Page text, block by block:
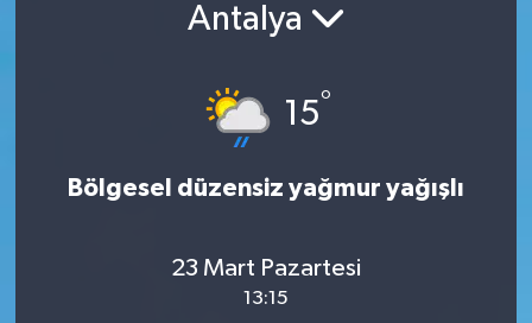
Antalya
15°
Bölgesel düzensiz yağmur yağışlı
23 Mart Pazartesi
13:15